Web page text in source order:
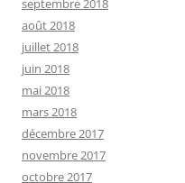
août 2018
juillet 2018
juin 2018
mai 2018
mars 2018
décembre 2017
novembre 2017
octobre 2017